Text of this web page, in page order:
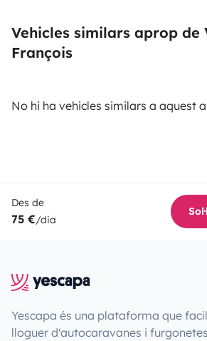
Vehicles similars aprop
François
No hi ha vehicles similars a aquest
Des de
75 €/dia
Yescapa és una plataforma que
lloguer d'autocaravanes i